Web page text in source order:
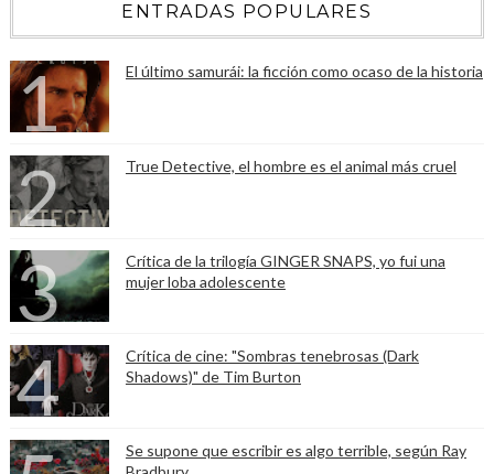
ENTRADAS POPULARES
El último samurái: la ficción como ocaso de la historia
True Detective, el hombre es el animal más cruel
Crítica de la trilogía GINGER SNAPS, yo fui una
mujer loba adolescente
Crítica de cine: "Sombras tenebrosas (Dark
Shadows)" de Tim Burton
Se supone que escribir es algo terrible, según Ray